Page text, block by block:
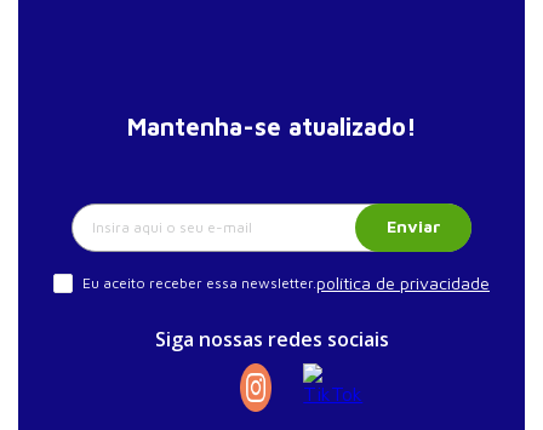
Mantenha-se atualizado!
Enviar
Eu aceito receber essa newsletter. política de privacidade
Siga nossas redes sociais